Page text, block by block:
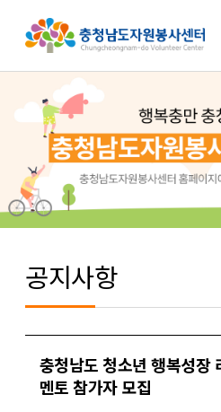
공지사항
충청남도 청소년 행복성장
멘토 참가자 모집